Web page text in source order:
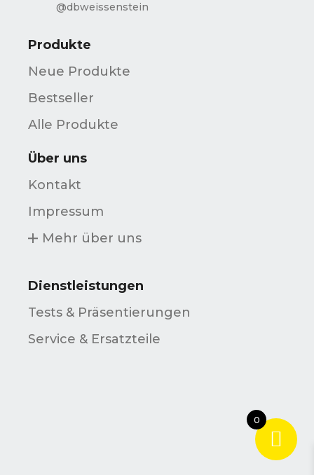
@dbweissenstein
Produkte
Neue Produkte
Bestseller
Alle Produkte
Über uns
Kontakt
Impressum
Mehr über uns
Dienstleistungen
Tests & Präsentierungen
Service & Ersatzteile
0